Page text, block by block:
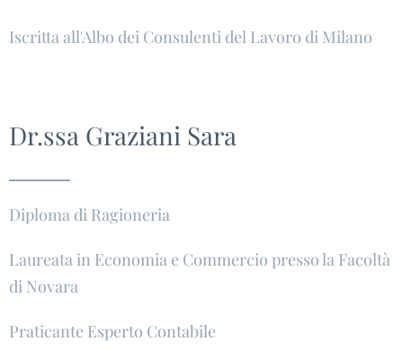
Iscritta all'Albo dei Consulenti del Lavoro di Milano
Dr.ssa Graziani Sara
Diploma di Ragioneria
Laureata in Economia e Commercio presso la Facoltà
di Novara
Praticante Esperto Contabile